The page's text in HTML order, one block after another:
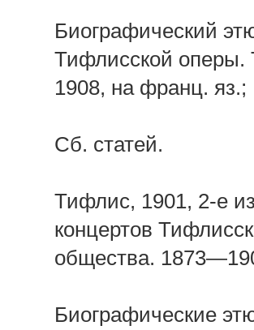
Биографический
Тифлисской оперы.
1908, на франц. яз.;
Сб. статей.
Тифлис, 1901, 2-е
концертов
общества.
Биографические